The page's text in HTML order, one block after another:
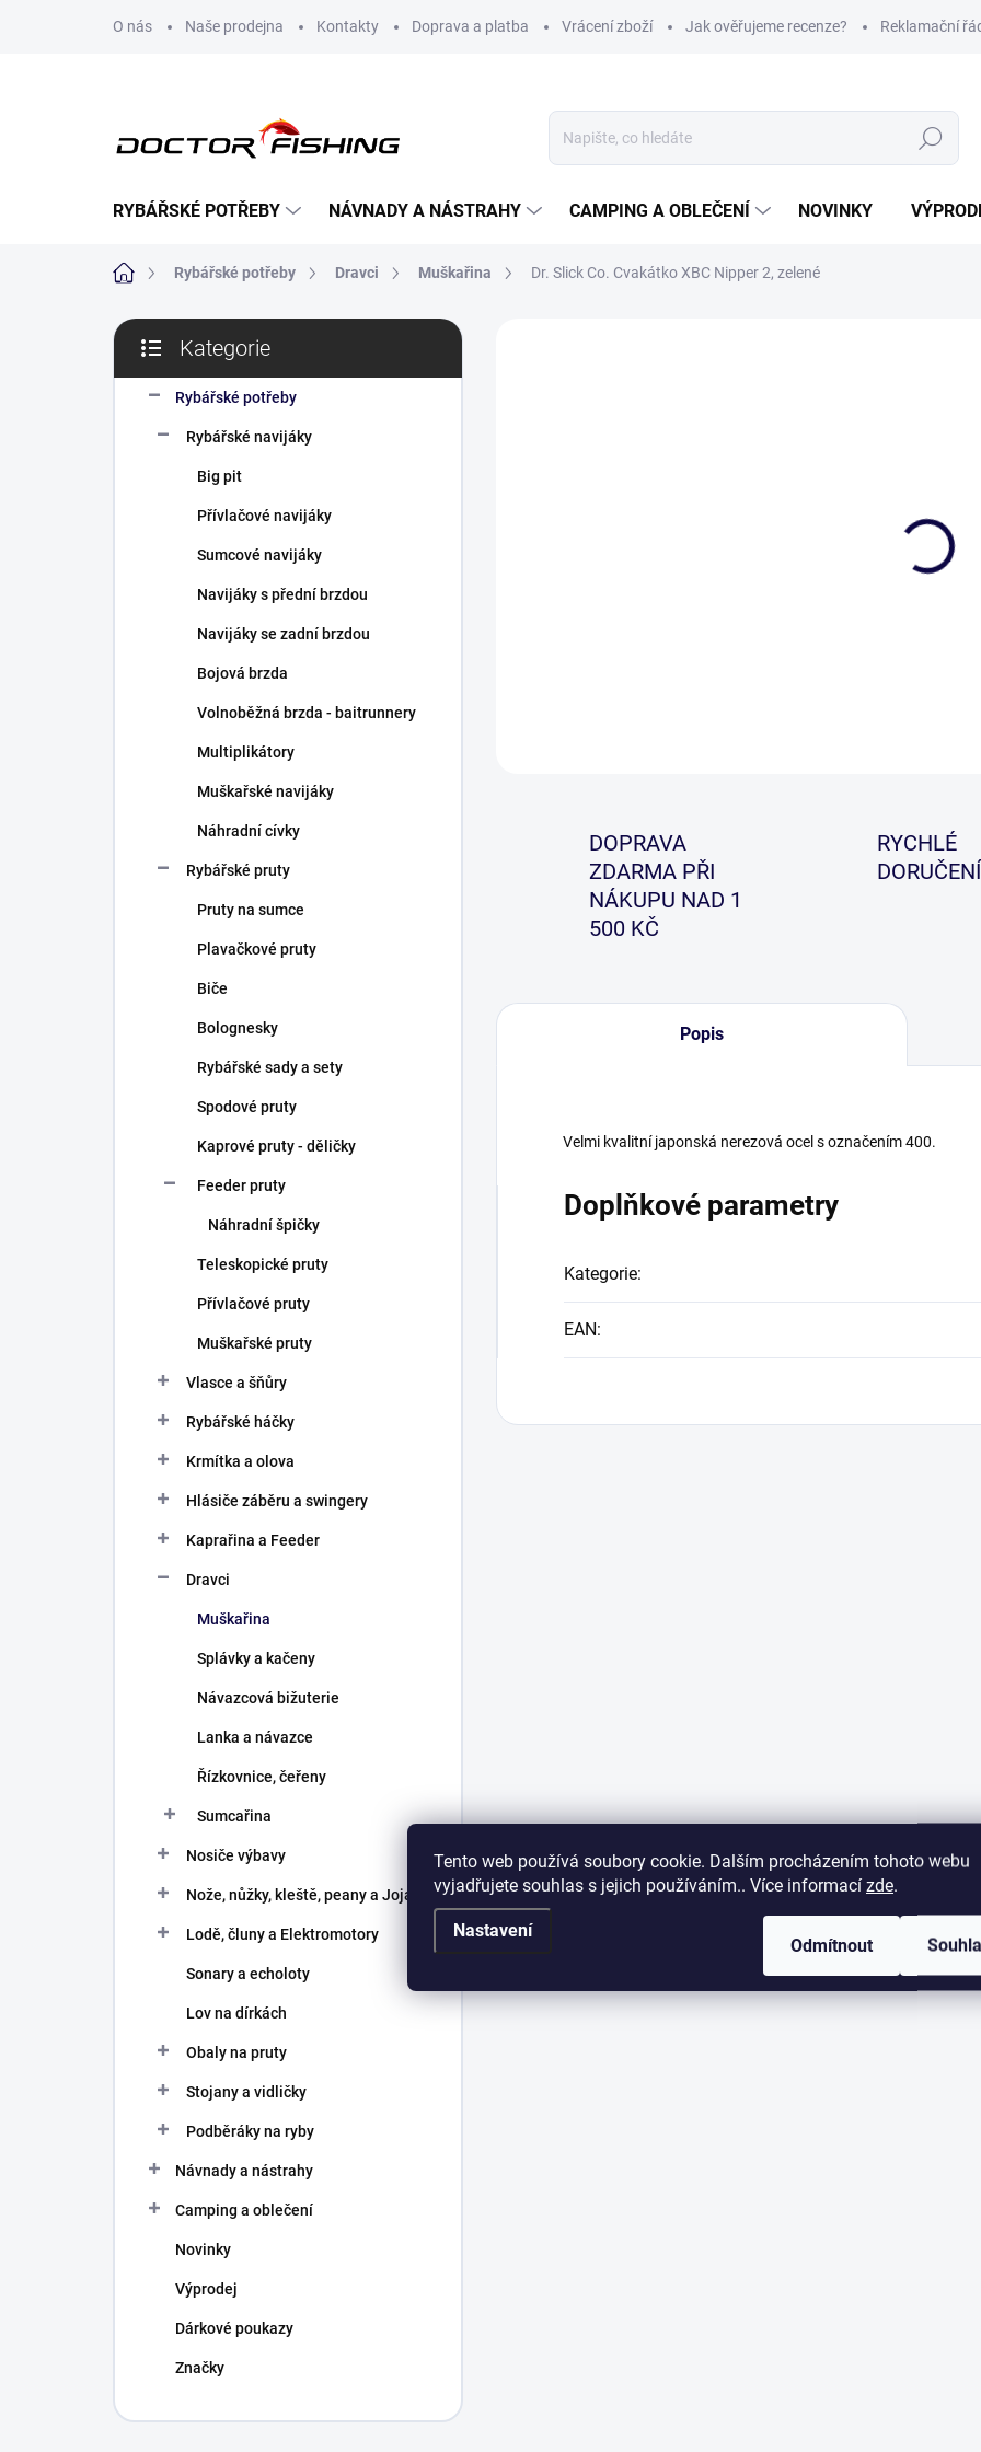
Tento web používá soubory cookie. Dalším procházením tohoto webu
vyjadřujete souhlas s jejich používáním.. Více informací zde.
Nastavení
Odmítnout
O nás Naše prodejna Kontakty Doprava a platba Vrácení zboží Jak ověřujeme recenze? Reklamační
Hledat
RYBÁŘSKÉ POTŘEBY NÁVNADY A NÁSTRAHY CAMPING A OBLEČENÍ NOVINKY
Domů Rybářské potřeby Dravci Muškařina Dr. Slick Co. Cvakátko XBC Nipper 2, zelené
P
s
kategorie
Kategorie
Rybářské potřeby
Rybářské navijáky
Big pit
Přívlačové navijáky
Sumcové navijáky
Navijáky s přední brzdou
Navijáky se zadní brzdou
Bojová brzda
Volnoběžná brzda - baitrunnery
Multiplikátory
Muškařské navijáky
Náhradní cívky
Rybářské pruty
Pruty na sumce
Plavačkové pruty
Biče
Bolognesky
Rybářské sady a sety
Spodové pruty
Kaprové pruty - děličky
Feeder pruty
Náhradní špičky
Teleskopické pruty
Přívlačové pruty
Muškařské pruty
Vlasce a šňůry
Rybářské háčky
Krmítka a olova
Hlásiče záběru a swingery
Kaprařina a Feeder
Dravci
Muškařina
Splávky a kačeny
Návazcová bižuterie
Lanka a návazce
Řízkovnice, čeřeny
Sumcařina
Nosiče výbavy
Nože, nůžky, kleště, peany a Joja
Lodě, čluny a Elektromotory
Sonary a echoloty
Lov na dírkách
Obaly na pruty
Stojany a vidličky
Podběráky na ryby
Návnady a nástrahy
Camping a oblečení
Novinky
Výprodej
Dárkové poukazy
Značky
DOPRAVA
ZDARMA PŘI
NÁKUPU NAD 1
500 KČ
RYCHLÉ
DORUČENÍ
Popis
Velmi kvalitní japonská nerezová ocel s označením 400.
Doplňkové parametry
Kategorie:
EAN: